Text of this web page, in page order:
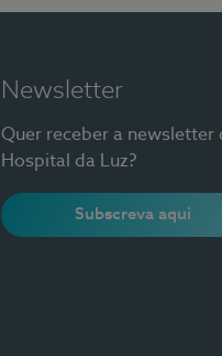
Newsletter
Quer receber a newsletter
Hospital da Luz?
Subscreva aqui